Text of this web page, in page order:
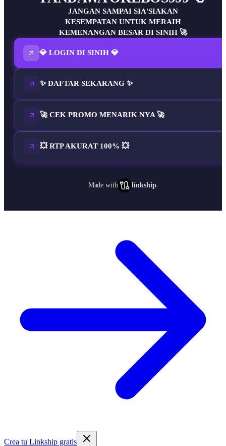
JANGAN SAMPAI SIA'SIAKAN
KESEMPATAN UNTUK MERAIH
KEMENANGAN BESAR DI SINIH 🚀
💎 LOGIN DI SINIH 💎
✨ DAFTAR SEKARANG ✨
🚀 CEK PROMO MENARIK NYA 🚀
💥 RTP AKURAT 100% 💥
Made with linkship.
Crea tu Linkship gratis